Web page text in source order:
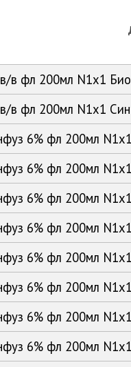
в фл 200мл N1x1
в фл 200мл N1x1
6% фл 200мл
6% фл 200мл
6% фл 200мл
6% фл 200мл
6% фл 200мл
6% фл 200мл
6% фл 200мл
6% фл 200мл